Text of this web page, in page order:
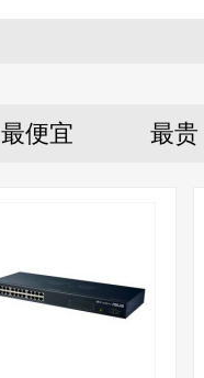
最便宜 最贵